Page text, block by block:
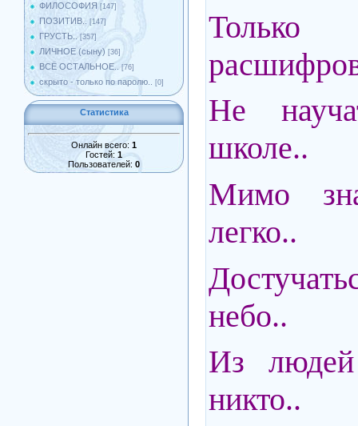
ФИЛОСОФИЯ [147]
ПОЗИТИВ.. [147]
ГРУСТЬ.. [357]
ЛИЧНОЕ (сыну) [36]
ВСЁ ОСТАЛЬНОЕ.. [76]
скрыто - только по паролю.. [0]
Статистика
Онлайн всего: 1
Гостей: 1
Пользователей: 0
Не
школе..
Мимо
легко..
небо..
Из
никто..